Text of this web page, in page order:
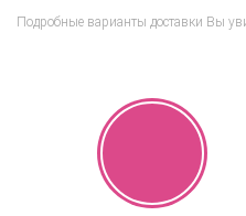
Подробные варианты доставки Вы